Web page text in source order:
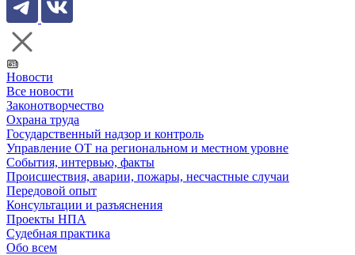
Новости
Все новости
Законотворчество
Охрана труда
Государственный надзор и контроль
Управление ОТ на региональном и местном уровне
События, интервью, факты
Происшествия, аварии, пожары, несчастные случаи
Передовой опыт
Консультации и разъяснения
Проекты НПА
Судебная практика
Обо всем